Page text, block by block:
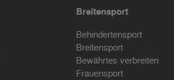
Breitensport
Behindertensport
Breitensport
Bewährtes verbreiten
Frauensport